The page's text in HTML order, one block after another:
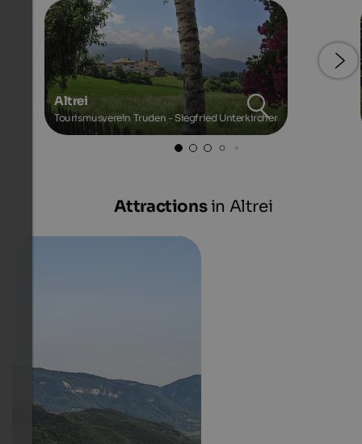
Altrei
Tourismusverein Truden - Siegfried Unterkircher
Attractionsin Altrei